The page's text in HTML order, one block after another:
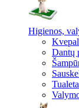
Higienos,
Dantų